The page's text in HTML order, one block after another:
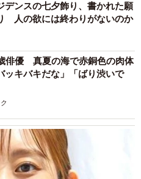
デンスの七夕飾り、書かれた願
人の欲には終わりがないのか
俳優 真夏の海で赤銅色の肉体
キバキだな」「ばり渋いで